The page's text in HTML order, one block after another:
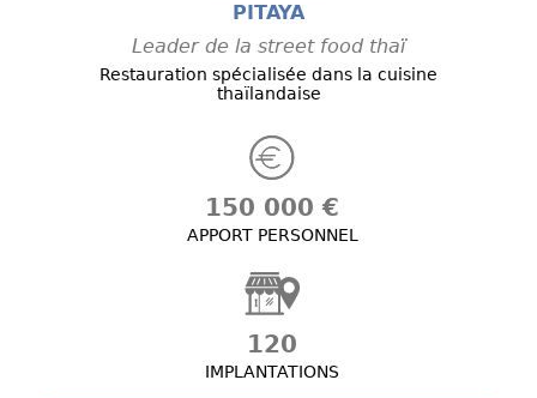
PITAYA
Leader de la street food thaï
Restauration spécialisée dans la cuisine
thaïlandaise
150 000 €
APPORT PERSONNEL
120
IMPLANTATIONS